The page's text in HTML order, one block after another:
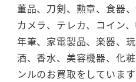
董品、刀剣、勲章、食器
カメラ、テレカ、コイン
年筆、家電製品、楽器、
酒、香水、美容機器、化
ンルのお買取をしています